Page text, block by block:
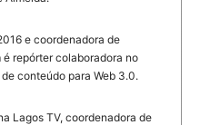
e coordenadora de
repórter colaboradora no
conteúdo para Web 3.0.
Lagos TV, coordenadora de